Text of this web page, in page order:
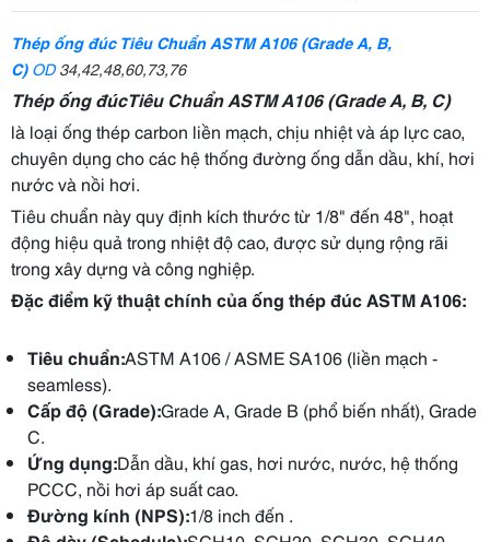
Thép ống đúc Tiêu Chuẩn ASTM A106 (Grade A, B,
C)OD34,42,48,60,73,76
Thép ống đúcTiêu Chuẩn ASTM A106 (Grade A, B, C)
là loại ống thép carbon liền mạch, chịu nhiệt và áp lực cao,
chuyên dụng cho các hệ thống đường ống dẫn dầu, khí, hơi
nước và nồi hơi.
Tiêu chuẩn này quy định kích thước từ 1/8" đến 48", hoạt
động hiệu quả trong nhiệt độ cao, được sử dụng rộng rãi
trong xây dựng và công nghiệp.
Đặc điểm kỹ thuật chính của ống thép đúc ASTM A106:
Tiêu chuẩn:ASTM A106 / ASME SA106 (liền mạch -
seamless).
Cấp độ (Grade):Grade A, Grade B (phổ biến nhất), Grade
C.
Ứng dụng:Dẫn dầu, khí gas, hơi nước, nước, hệ thống
PCCC, nồi hơi áp suất cao.
Đường kính (NPS):1/8 inch đến .